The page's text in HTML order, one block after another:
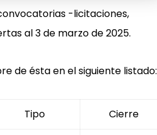
-licitaciones,
al 3 de marzo de 2025.
de ésta en el siguiente listado:
Tipo Cierre